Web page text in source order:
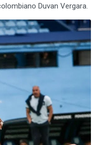
Duvan Vergara.